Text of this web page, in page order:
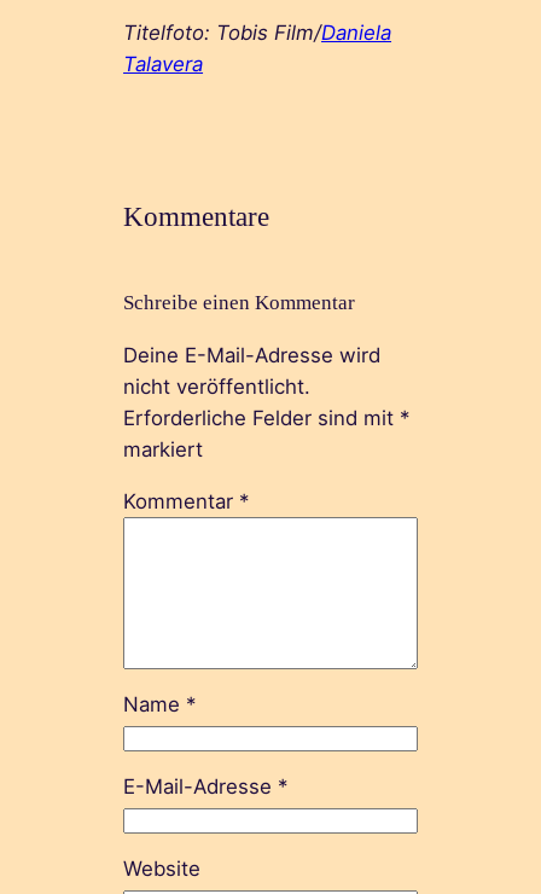
Titelfoto: Tobis Film/Daniela
Talavera
Kommentare
Schreibe einen Kommentar
Deine E-Mail-Adresse wird
nicht veröffentlicht.
Erforderliche Felder sind mit *
markiert
Kommentar *
Name *
E-Mail-Adresse *
Website